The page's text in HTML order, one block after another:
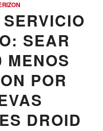
SEAR
MENOS
POR
DROID